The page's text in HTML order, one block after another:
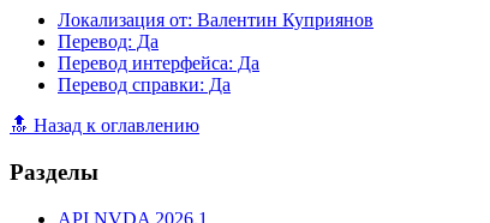
Локализация от: Валентин Куприянов
Перевод: Да
Перевод интерфейса: Да
Перевод справки: Да
🔝 Назад к оглавлению
Разделы
API NVDA 2026.1